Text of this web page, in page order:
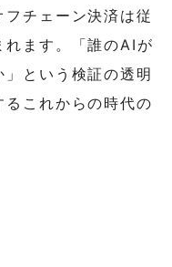
チェーン決済は従
ます。「誰のAIが
という検証の透明
これからの時代の